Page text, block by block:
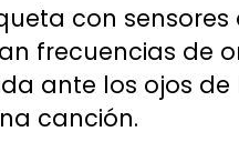
con sensores
frecuencias de
ante los ojos
canción.